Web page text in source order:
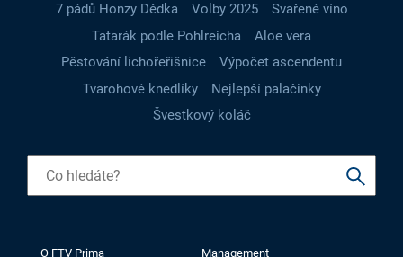
7 pádů Honzy Dědka
Volby 2025
Svařené víno
Tatarák podle Pohlreicha
Aloe vera
Pěstování lichořeřišnice
Výpočet ascendentu
Tvarohové knedlíky
Nejlepší palačinky
Švestkový koláč
O FTV Prima
Management